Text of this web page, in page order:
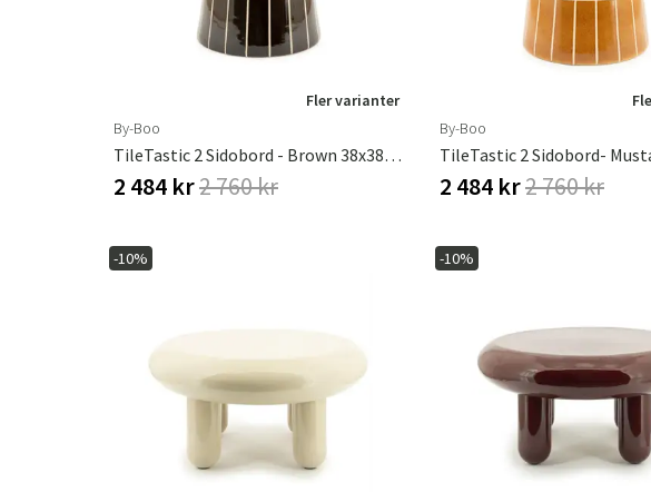
Fler varianter
By-Boo
TileTastic 2 Sidobord - Brown 38x38x45 Cm
2 484 kr2 760 kr
By-Boo
2 484 kr2 760 kr
-10% -10%